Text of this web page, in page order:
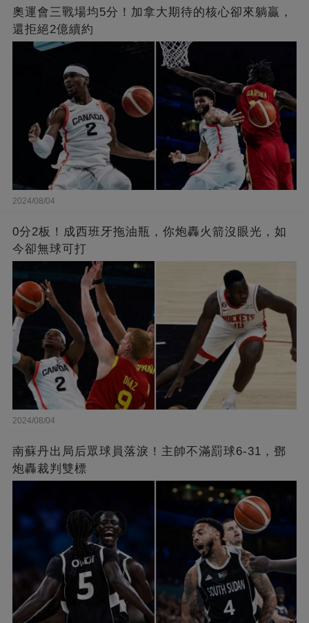
奧運會三戰場均5分！加拿大期待的核心卻來躺贏，
還拒絕2億續約
2024/08/04
0分2板！成西班牙拖油瓶，你炮轟火箭沒眼光，如
今卻無球可打
2024/08/04
南蘇丹出局后眾球員落淚！主帥不滿罰球6-31，鄧
炮轟裁判雙標